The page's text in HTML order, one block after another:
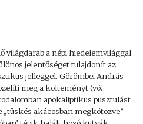
világdarab a népi hiedelemvilággal
jelentőséget tulajdonít az
jelleggel. Görömbei András
meg a költeményt (vö.
apokaliptikus pusztulást
akácosban megkötözve”